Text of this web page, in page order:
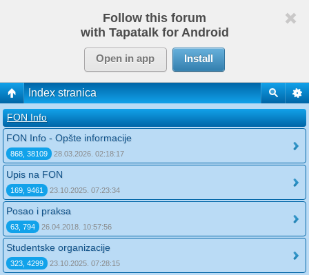
Follow this forum
with Tapatalk for Android
Open in app Install
Index stranica
FON Info
FON Info - Opšte informacije
868, 38109 28.03.2026. 02:18:17
Upis na FON
169, 9461 23.10.2025. 07:23:34
Posao i praksa
63, 794 26.04.2018. 10:57:56
Studentske organizacije
323, 4299 23.10.2025. 07:28:15